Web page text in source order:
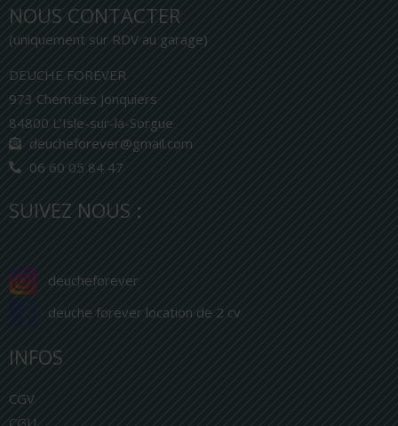
NOUS CONTACTER
(uniquement sur RDV au garage)
DEUCHE FOREVER
973 Chem.des Jonquiers
84800 L’Isle-sur-la-Sorgue
deucheforever@gmail.com
06 60 05 84 47
SUIVEZ NOUS :
deucheforever
deuche forever location de 2 cv
INFOS
CGV
CGU